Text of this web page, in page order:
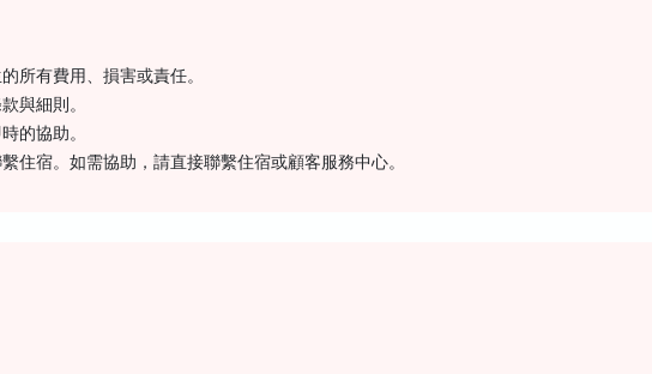
所有費用、損害或責任。
與細則。
的協助。
住宿。如需協助，請直接聯繫住宿或顧客服務中心。